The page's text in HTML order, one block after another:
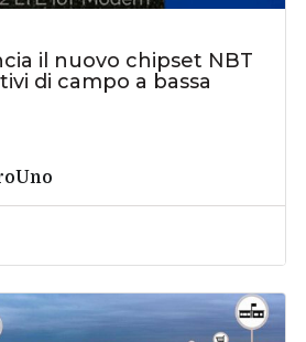
il nuovo chipset NBT
di campo a bassa